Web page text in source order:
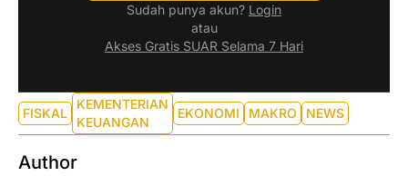
Sudah punya akun? Login
atau
Akses Gratis SUAR Selama 7 Hari
FISKAL
KEMENTERIAN
KEUANGAN
EKONOMI MAKRO NEWS
Author